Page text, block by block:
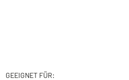
GEEIGNET FÜR: